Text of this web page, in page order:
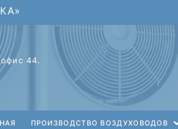
44.
ПРОИЗВОДСТВО ВОЗДУХОВОДОВ